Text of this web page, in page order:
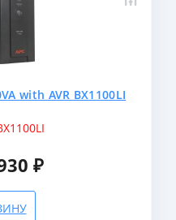
with AVR BX1100LI
₽